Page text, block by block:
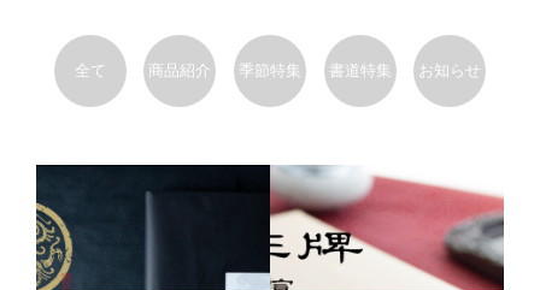
全て 商品紹介 季節特集 書道特集 お知らせ